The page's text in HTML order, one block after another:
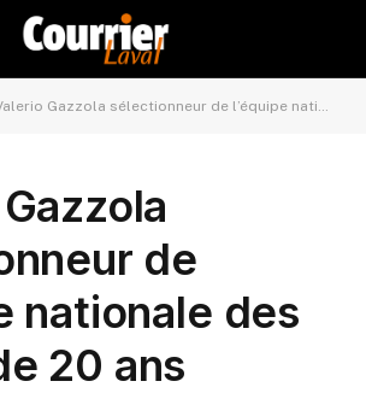
Gazzola sélectionneur de l’équipe nationale des moins de 20 ans
de
nationale des
20 ans